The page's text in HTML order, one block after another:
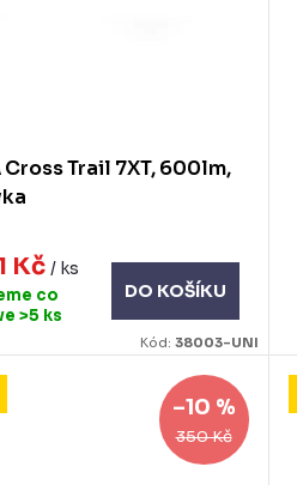
Cross Trail 7XT, 600lm,
Kč/ ks
co
>5 ks
DO KOŠÍKU
Kód: 38003-UNI
350 Kč
–10 %